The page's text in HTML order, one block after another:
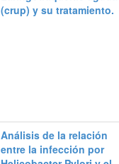
(crup) y su tratamiento.
Análisis de la relación
entre la infección por